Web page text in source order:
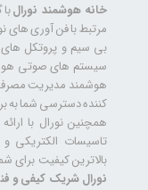
خانه هوشمند نورال
مرتبط با فن آوری
بی سیم و پروتکل های
سیستم های صوتی
هوشمند مدیریت مصرف
کننده دسترسی شما به
تاسیسات الکتریکی
بالاترین کیفیت برای
نورال شریک کیفی و